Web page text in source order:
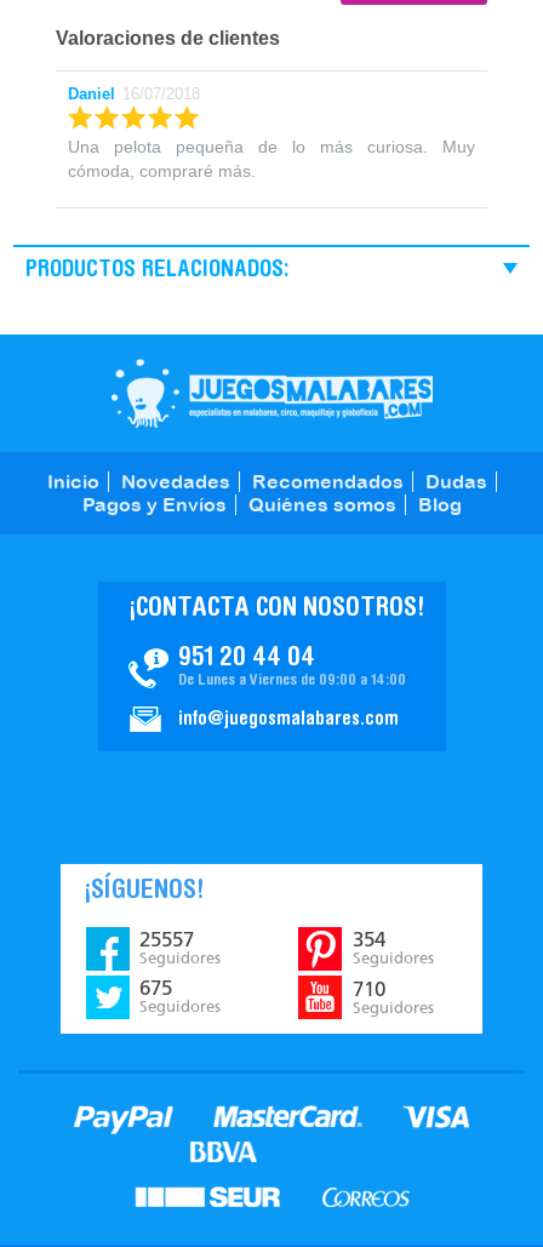
Valoraciones de clientes
Daniel 16/07/2018
Una pelota pequeña de lo más curiosa. Muy
cómoda, compraré más.
PRODUCTOS RELACIONADOS:
Inicio Novedades Recomendados
Dudas
Pagos y Envíos
Quiénes somos Blog
951 20 44 04
¡CONTACTA CON NOSOTROS!
De Lunes a Viernes de 09:00 a 14:00
info@juegosmalabares.com
¡SÍGUENOS!
25557
Seguidores
675
Seguidores
354
Seguidores
710
Seguidores